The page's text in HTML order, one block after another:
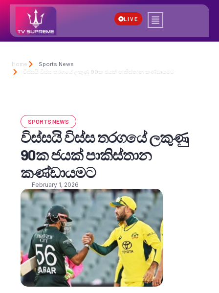
LIVE
Home
Sports News
විස්සයි විස්ස තරගයේ ලකුණු 90ක ජයක් පාකිස්තාන කණ්ඩායමට
SPORTS NEWS
විස්සයි විස්ස තරගයේ ලකුණු
90ක ජයක් පාකිස්තාන
කණ්ඩායමට
February 1, 2026